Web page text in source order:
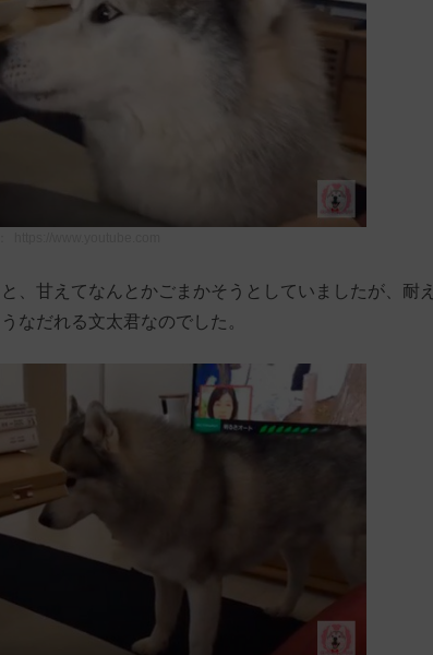
、甘えてなんとかごまかそうとしていましたが、耐え
なだれる文太君なのでした。